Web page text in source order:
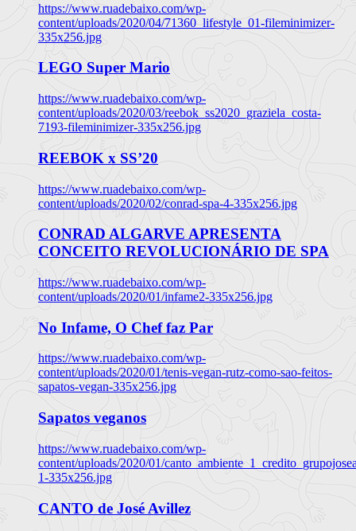
https://www.ruadebaixo.com/wp-
content/uploads/2020/04/71360_lifestyle_01-fileminimizer-
335x256.jpg
LEGO Super Mario
https://www.ruadebaixo.com/wp-
content/uploads/2020/03/reebok_ss2020_graziela_costa-
7193-fileminimizer-335x256.jpg
REEBOK x SS’20
https://www.ruadebaixo.com/wp-
content/uploads/2020/02/conrad-spa-4-335x256.jpg
CONRAD ALGARVE APRESENTA
CONCEITO REVOLUCIONÁRIO DE SPA
https://www.ruadebaixo.com/wp-
content/uploads/2020/01/infame2-335x256.jpg
No Infame, O Chef faz Par
https://www.ruadebaixo.com/wp-
content/uploads/2020/01/tenis-vegan-rutz-como-sao-feitos-
sapatos-vegan-335x256.jpg
Sapatos veganos
https://www.ruadebaixo.com/wp-
content/uploads/2020/01/
1-335x256.jpg
CANTO de José Avillez